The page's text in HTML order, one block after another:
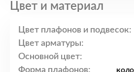
Цвет и материал
Цвет плафонов и подвесок:
Цвет арматуры:
Основной цвет:
Форма плафонов: